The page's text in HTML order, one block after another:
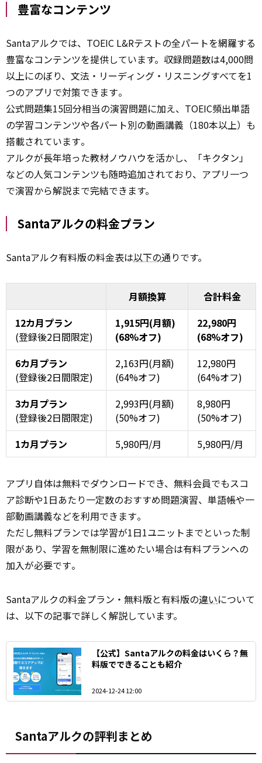
豊富なコンテンツ
Santaアルクでは、TOEIC L&Rテストの全パートを網羅する
豊富なコンテンツを提供しています。収録問題数は4,000問
以上にのぼり、文法・リーディング・リスニングすべてを1
つのアプリで対策できます​。
公式問題集15回分相当の演習問題に加え、TOEIC頻出単語
の学習コンテンツや各パート別の動画講義（180本以上）も
搭載されています​。
アルクが長年培った教材ノウハウを活かし、「キクタン」
などの人気コンテンツも随時追加されており、アプリ一つ
で演習から解説まで完結できます。
Santaアルクの料金プラン
Santaアルク有料版の料金表は以下の通りです。
月額換算
合計料金
12カ月プラン
(登録後2日間限定)
1,915円(月額)
(68%オフ)
22,980円
(68%オフ)
6カ月プラン
(登録後2日間限定)
2,163円(月額)
(64%オフ)
12,980円
(64%オフ)
3カ月プラン
(登録後2日間限定)
2,993円(月額)
(50%オフ)
8,980円
(50%オフ)
1カ月プラン
5,980円/月 5,980円/月
アプリ自体は無料でダウンロードでき、無料会員でもスコ
ア診断や1日あたり一定数のおすすめ問題演習、単語帳や一
部動画講義などを利用できます​。
ただし無料プランでは学習が1日1ユニットまでといった制
限があり、学習を無制限に進めたい場合は有料プランへの
加入が必要です​。
Santaアルクの料金プラン・無料版と有料版の違いについて
は、以下の記事で詳しく解説しています。
【公式】Santaアルクの料金はいくら？無
料版でできることも紹介
2024-12-24 12:00
Santaアルクの評判まとめ